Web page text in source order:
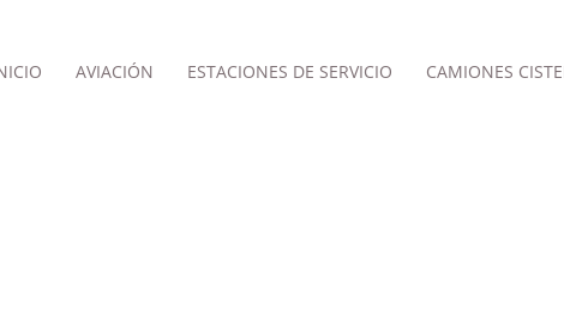
AVIACIÓN ESTACIONES DE SERVICIO CAMIONES